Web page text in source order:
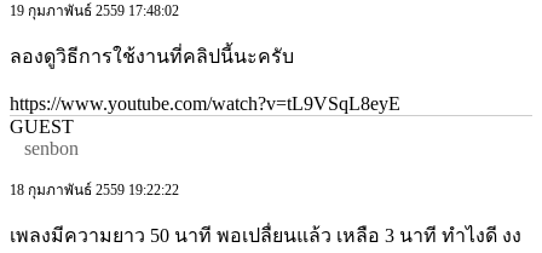
19 กุมภาพันธ์ 2559 17:48:02
ลองดูวิธีการใช้งานที่คลิปนี้นะครับ
https://www.youtube.com/watch?v=tL9VSqL8eyE
GUEST
senbon
18 กุมภาพันธ์ 2559 19:22:22
เพลงมีความยาว 50 นาที พอเปลื่ยนแล้ว เหลือ 3 นาที ทำไงดี งง